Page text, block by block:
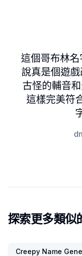
這個哥布林
說真是個遊
古怪的輔音
這樣完美符
探索更多類似
Creepy Name